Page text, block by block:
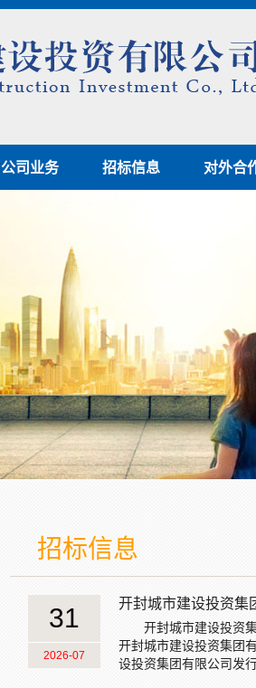
公司业务 招标信息 对外合
招标信息
31
2026-07
开封城市建设投资集
开封城市建设投资
开封城市建设投资集团
设投资集团有限公司发